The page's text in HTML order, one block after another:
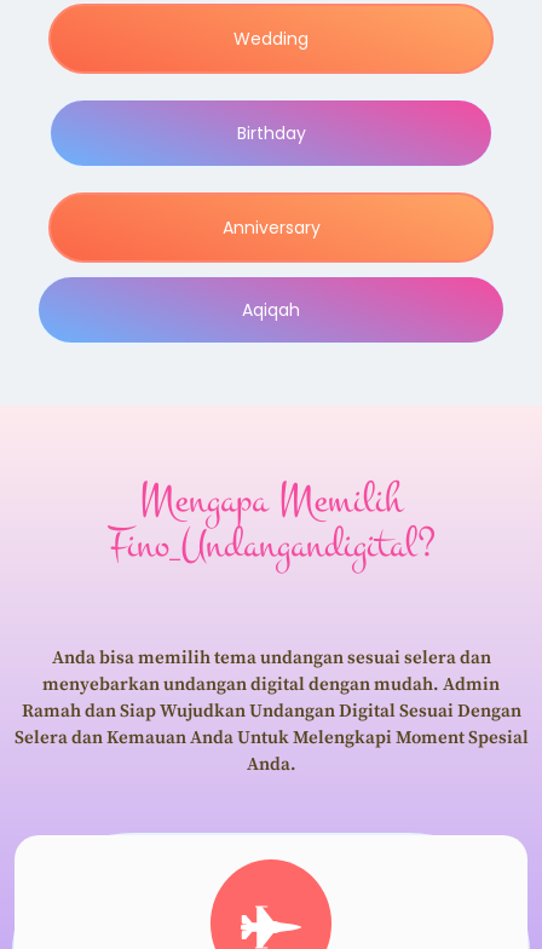
Wedding
Birthday
Anniversary
Aqiqah
Mengapa Memilih
Fino_Undangandigital?
Anda bisa memilih tema undangan sesuai selera dan
menyebarkan undangan digital dengan mudah. Admin
Ramah dan Siap Wujudkan Undangan Digital Sesuai Dengan
Selera dan Kemauan Anda Untuk Melengkapi Moment Spesial
Anda.